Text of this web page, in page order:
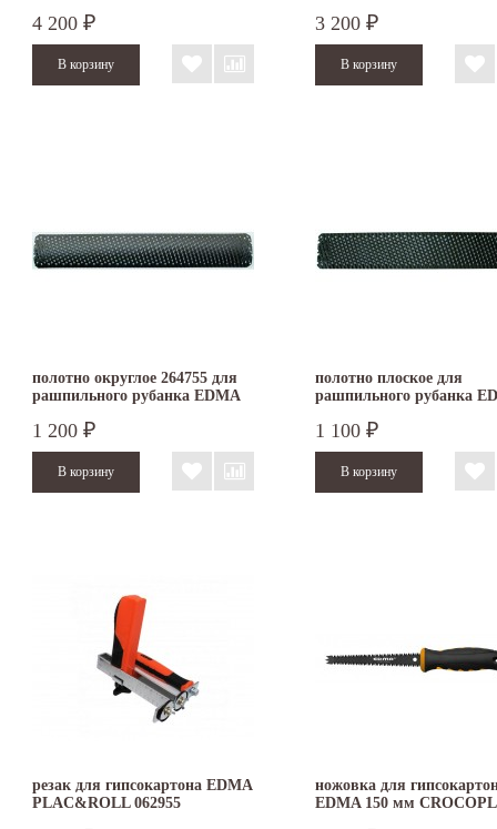
4 200 ₽ 3 200 ₽
полотно округлое 264755 для
рашпильного рубанка EDMA
1 200 ₽
полотно плоское для
рашпильного рубанка
1 100 ₽
резак для гипсокартона EDMA
PLAC&ROLL 062955
ножовка для
EDMA 150 мм